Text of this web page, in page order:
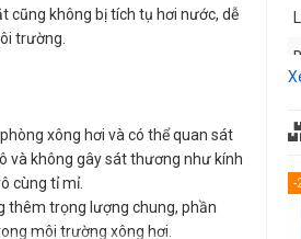
cũng không bị tích tụ hơi nước, dễ
trường.
xông hơi và có thể quan sát
và không gây sát thương như kính
cùng tỉ mỉ.
thêm trọng lượng chung, phần
môi trường xông hơi.
-